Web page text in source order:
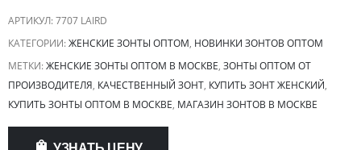
АРТИКУЛ:7707 LAIRD
КАТЕГОРИИ:ЖЕНСКИЕ ЗОНТЫ ОПТОМ, НОВИНКИ ЗОНТОВ ОПТОМ
МЕТКИ:ЖЕНСКИЕ ЗОНТЫ ОПТОМ В МОСКВЕ, ЗОНТЫ ОПТОМ ОТ
ПРОИЗВОДИТЕЛЯ, КАЧЕСТВЕННЫЙ ЗОНТ, КУПИТЬ ЗОНТ ЖЕНСКИЙ,
КУПИТЬ ЗОНТЫ ОПТОМ В МОСКВЕ, МАГАЗИН ЗОНТОВ В МОСКВЕ